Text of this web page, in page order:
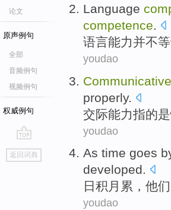
论文
原声例句
全部
音频例句
视频例句
权威例句
go
top
返回词典
Language
competence.
语言能力并不
youdao
Communicative
properly.
交际能力指的是
youdao
As time goes
developed.
日积月累 ， 他
youdao